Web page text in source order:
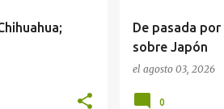
De pasada
sobre Japón
el agosto 03, 2026
0